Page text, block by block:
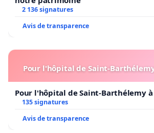
2 136 signatures
Avis de transparence
Pour l'hôpital de Saint-
Pour l'hôpital de Saint-Barthélemy à
135 signatures
Avis de transparence